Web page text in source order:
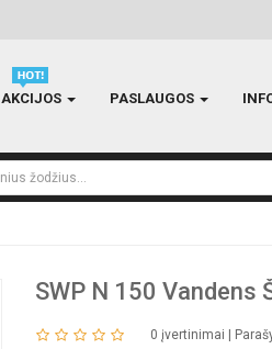
AKCIJOS PASLAUGOS
SWP N 150 Vandens
0 įvertinimai